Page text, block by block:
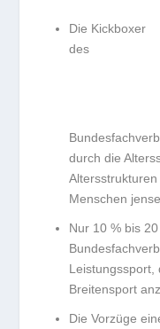
Die Kickboxer
des
durch die
Menschen
Nur 10 % bis
Leistungssport,
Breitensport
Die Vorzüge